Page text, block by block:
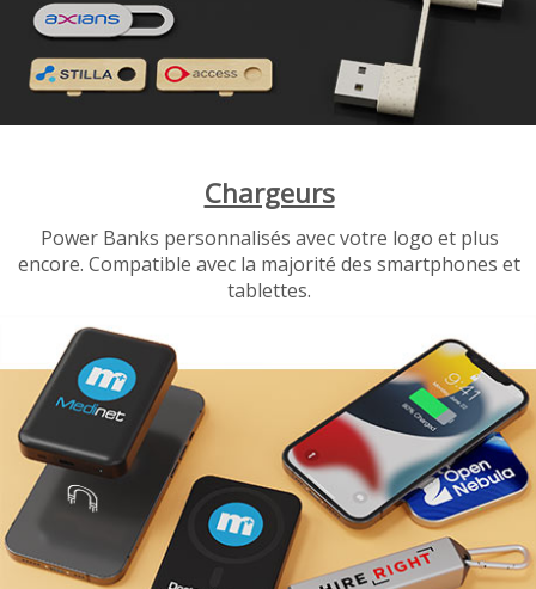
Chargeurs
Power Banks personnalisés avec votre logo et plus
encore. Compatible avec la majorité des smartphones et
tablettes.